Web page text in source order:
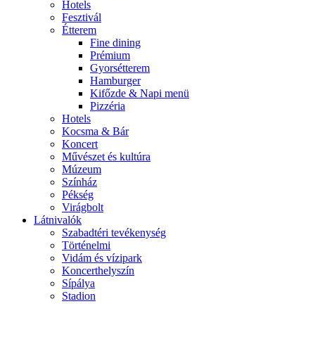
Hotels
Fesztivál
Étterem
Fine dining
Prémium
Gyorsétterem
Hamburger
Kifőzde & Napi menü
Pizzéria
Hotels
Kocsma & Bár
Koncert
Művészet és kultúra
Múzeum
Színház
Pékség
Virágbolt
Látnivalók
Szabadtéri tevékenység
Történelmi
Vidám és vízipark
Koncerthelyszín
Sípálya
Stadion